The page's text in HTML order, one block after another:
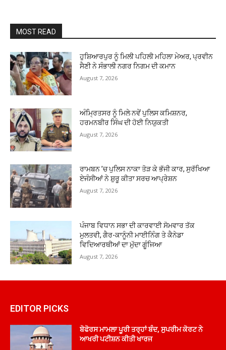
MOST READ
ਹੁਸ਼ਿਆਰਪੁਰ ਨੂੰ ਮਿਲੀ ਪਹਿਲੀ ਮਹਿਲਾ ਮੇਅਰ, ਪ੍ਰਵੀਨ
ਸੈਣੀ ਨੇ ਸੰਭਾਲੀ ਨਗਰ ਨਿਗਮ ਦੀ ਕਮਾਨ
August 7, 2026
ਅੰਮ੍ਰਿਤਸਰ ਨੂੰ ਮਿਲੇ ਨਵੇਂ ਪੁਲਿਸ ਕਮਿਸ਼ਨਰ,
ਹਰਮਨਬੀਰ ਸਿੰਘ ਦੀ ਹੋਈ ਨਿਯੁਕਤੀ
August 7, 2026
ਰਾਮਬਨ ’ਚ ਪੁਲਿਸ ਨਾਕਾ ਤੋੜ ਕੇ ਭੱਜੀ ਕਾਰ, ਸੁਰੱਖਿਆ
ਏਜੰਸੀਆਂ ਨੇ ਸ਼ੁਰੂ ਕੀਤਾ ਸਰਚ ਆਪ੍ਰੇਸ਼ਨ
August 7, 2026
ਪੰਜਾਬ ਵਿਧਾਨ ਸਭਾ ਦੀ ਕਾਰਵਾਈ ਸੋਮਵਾਰ ਤੱਕ
ਮੁਲਤਵੀ, ਗੈਰ-ਕਾਨੂੰਨੀ ਮਾਈਨਿੰਗ ਤੇ ਕੈਨੇਡਾ
ਵਿਦਿਆਰਥੀਆਂ ਦਾ ਮੁੱਦਾ ਗੂੰਜਿਆ
August 7, 2026
EDITOR PICKS
ਬੋਫੋਰਸ ਮਾਮਲਾ ਪੂਰੀ ਤਰ੍ਹਾਂ ਬੰਦ, ਸੁਪਰੀਮ ਕੋਰਟ ਨੇ
ਆਖਰੀ ਪਟੀਸ਼ਨ ਕੀਤੀ ਖਾਰਜ